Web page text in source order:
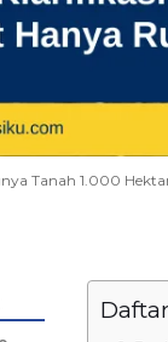
Tanah 1.000